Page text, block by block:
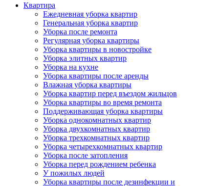
Квартира
Ежедневная уборка квартир
Генеральная уборка квартир
Уборка после ремонта
Регулярная уборка квартиры
Уборка квартиры в новостройке
Уборка элитных квартир
Уборка на кухне
Уборка квартиры после аренды
Влажная уборка квартиры
Уборка квартир перед въездом жильцов
Уборка квартиры во время ремонта
Поддерживающая уборка квартиры
Уборка однокомнатных квартир
Уборка двухкомнатных квартир
Уборка трехкомнатных квартир
Уборка четырехкомнатных квартир
Уборка после затопления
Уборка перед рождением ребенка
У пожилых людей
Уборка квартиры после дезинфекции и